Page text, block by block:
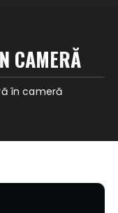
CAMERĂ
în cameră